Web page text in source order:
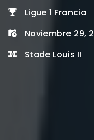
Ligue 1 Francia
Noviembre 29,
Stade Louis II